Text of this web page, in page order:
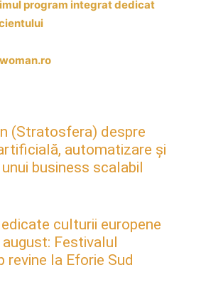
program integrat dedicat
(Stratosfera) despre
automatizare și
business scalabil
culturii europene
Festivalul
revine la Eforie Sud